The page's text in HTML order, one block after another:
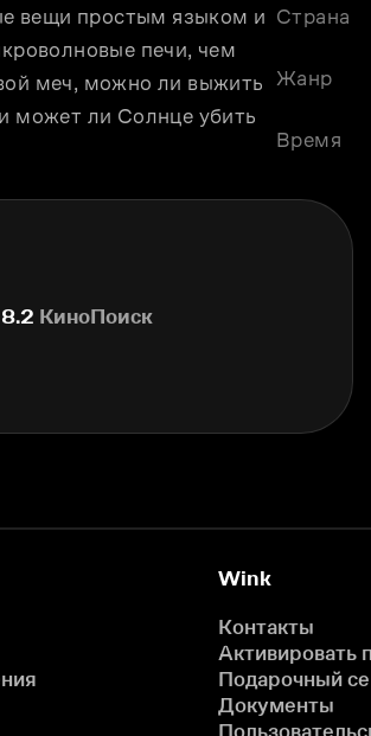
вещи простым языком и
печи, чем
меч, можно ли выжить
может ли Солнце убить
Страна
Жанр
Время
8.2 КиноПоиск
Wink
Контакты
Активировать
Подарочный
Документы